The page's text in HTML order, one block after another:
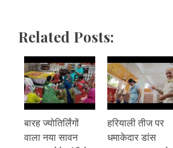
Related Posts:
बारह ज्योतिर्लिंगों
वाला नया सावन
हरियाली तीज पर
धमाकेदार डांस